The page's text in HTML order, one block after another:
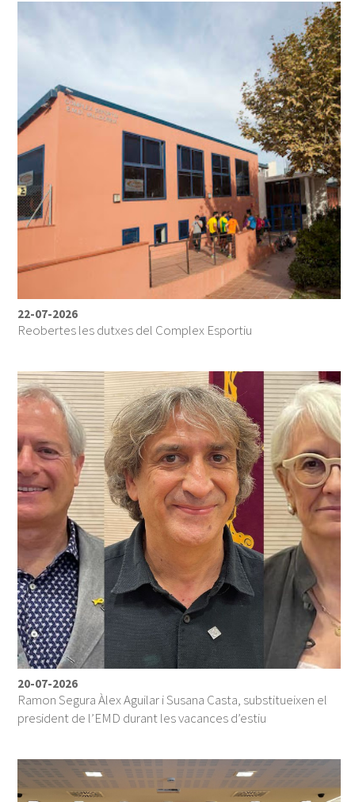
22-07-2026
Reobertes les dutxes del Complex Esportiu
20-07-2026
Ramon Segura Àlex Aguilar i Susana Casta, substitueixen el
president de l’EMD durant les vacances d’estiu